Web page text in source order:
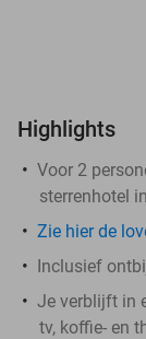
Highlights
Voor 2
sterrenhotel
Zie hier de
Inclusief
Je verblijft in
tv, koffie- en